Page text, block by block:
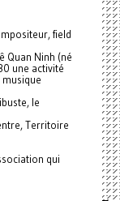
field
Quan Ninh (né
une activité
le
Territoire
qui